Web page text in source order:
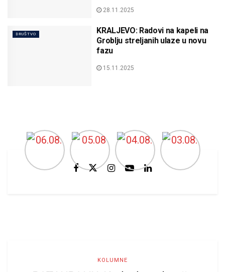
28.11.2025
DRUŠTVO
KRALJEVO: Radovi na kapeli na
Groblju streljanih ulaze u novu
fazu
15.11.2025
KOLUMNE